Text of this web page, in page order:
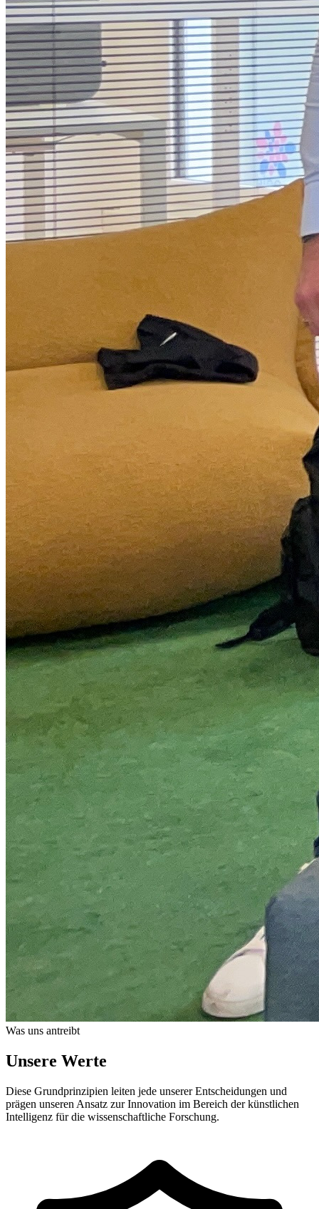
Was uns antreibt
Unsere Werte
Diese Grundprinzipien leiten jede unserer Entscheidungen und
prägen unseren Ansatz zur Innovation im Bereich der künstlichen
Intelligenz für die wissenschaftliche Forschung.